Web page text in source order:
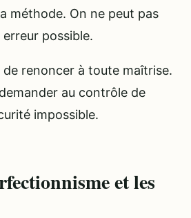
méthode. On ne peut pas
possible.
de renoncer à toute maîtrise.
au contrôle de
impossible.
et les